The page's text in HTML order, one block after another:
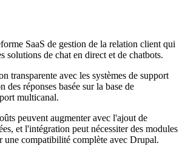
SaaS de gestion de la relation client qui
solutions de chat en direct et de chatbots.
transparente avec les systèmes de support
des réponses basée sur la base de
multicanal.
peuvent augmenter avec l'ajout de
et l'intégration peut nécessiter des modules
une compatibilité complète avec Drupal.